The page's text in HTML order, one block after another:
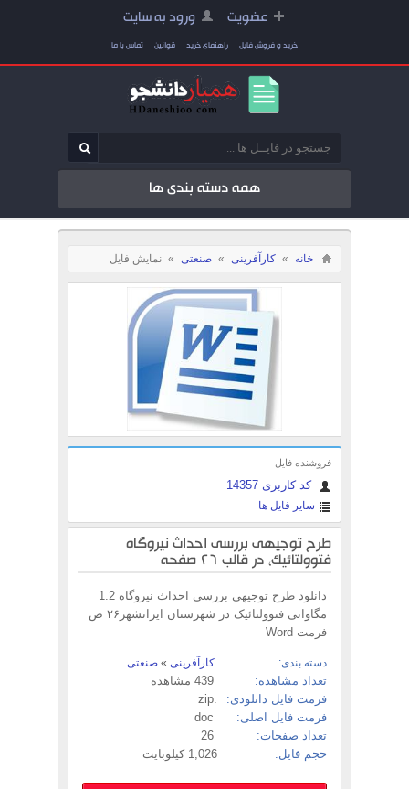
عضویت ورود به سایت
خرید و فروش فایل راهنمای خرید قوانین تماس با ما
همه دسته بندی ها
خانه » کارآفرینی » صنعتی » نمایش فایل
فروشنده فایل
کد کاربری 14357
سایر فایل ها
طرح توجیهی بررسی احداث نیروگاه
فتوولتائیک، در قالب 26 صفحه
دانلود طرح توجیهی بررسی احداث نیروگاه 1.2
مگاواتی فتوولتائیک در شهرستان ایرانشهر۲۶ ص
فرمت Word
دسته بندی: کارآفرینی » صنعتی
تعداد مشاهده:
فرمت فایل دانلودی:
فرمت فایل اصلی:
تعداد صفحات:
حجم فایل:
1,026 کیلوبایت